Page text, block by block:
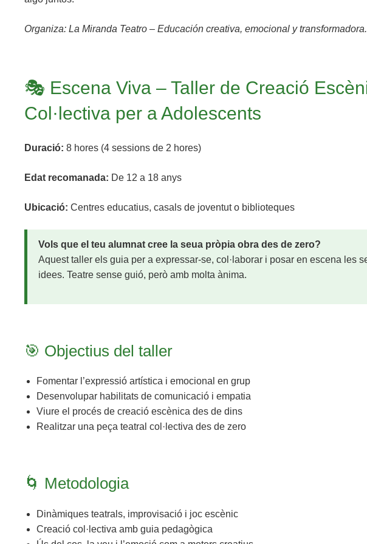
Organiza: La Miranda Teatro – Educación creativa, emocional y transformadora.
🎭 Escena Viva – Taller de Creació
Col·lectiva per a Adolescents
Duració: 8 hores (4 sessions de 2 hores)
Edat recomanada: De 12 a 18 anys
Ubicació: Centres educatius, casals de joventut o biblioteques
Vols que el teu alumnat cree la seua pròpia obra des de zero?
Aquest taller els guia per a expressar-se, col·laborar i posar en escena les
idees. Teatre sense guió, però amb molta ànima.
🎯 Objectius del taller
Fomentar l’expressió artística i emocional en grup
Desenvolupar habilitats de comunicació i empatia
Viure el procés de creació escènica des de dins
Realitzar una peça teatral col·lectiva des de zero
🌀 Metodologia
Dinàmiques teatrals, improvisació i joc escènic
Creació col·lectiva amb guia pedagògica